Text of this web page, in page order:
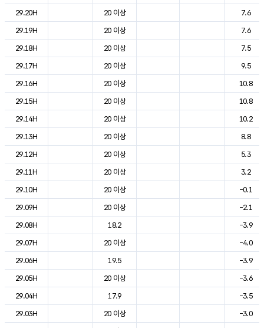
29.20H
20 이상
7.6
29.19H
20 이상
7.6
29.18H
20 이상
7.5
29.17H
20 이상
9.5
29.16H
20 이상
10.8
29.15H
20 이상
10.8
29.14H
20 이상
10.2
29.13H
20 이상
8.8
29.12H
20 이상
5.3
29.11H
20 이상
3.2
29.10H
20 이상
-0.1
29.09H
20 이상
-2.1
29.08H
18.2
-3.9
29.07H
20 이상
-4.0
29.06H
19.5
-3.9
29.05H
20 이상
-3.6
29.04H
17.9
-3.5
29.03H
20 이상
-3.0